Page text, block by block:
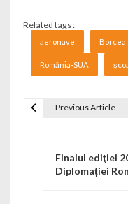
Related tags :
aeronave Borcea
România-SUA
Previous Article
Finalul ediţiei
Diplomației